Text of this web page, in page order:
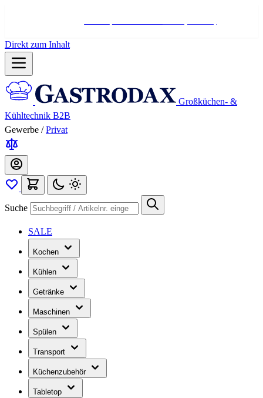
Direkt zum Inhalt
Großküchen- &
Kühltechnik B2B
Gewerbe / Privat
Suche
SALE
Kochen
Kühlen
Getränke
Maschinen
Spülen
Transport
Küchenzubehör
Tabletop